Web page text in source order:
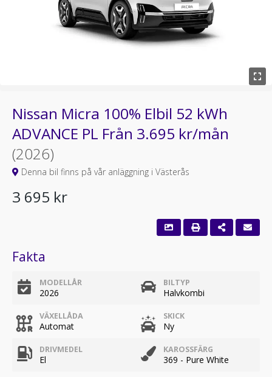
Nissan Micra 100% Elbil 52 kWh
ADVANCE PL Från 3.695 kr/mån
(2026)
Denna bil finns på vår anläggning i Västerås
3 695 kr
Fakta
MODELLÅR
2026
BILTYP
Halvkombi
VÄXELLÅDA
Automat
SKICK
Ny
DRIVMEDEL
El
KAROSSFÄRG
369 - Pure White